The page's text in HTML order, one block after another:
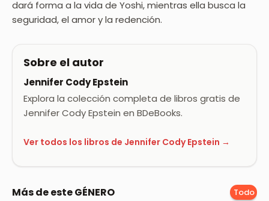
dará forma a la vida de Yoshi, mientras ella busca la
seguridad, el amor y la redención.
Sobre el autor
Jennifer Cody Epstein
Explora la colección completa de libros gratis de
Jennifer Cody Epstein en BDeBooks.
Ver todos los libros de Jennifer Cody Epstein →
Más de este GÉNERO Todo